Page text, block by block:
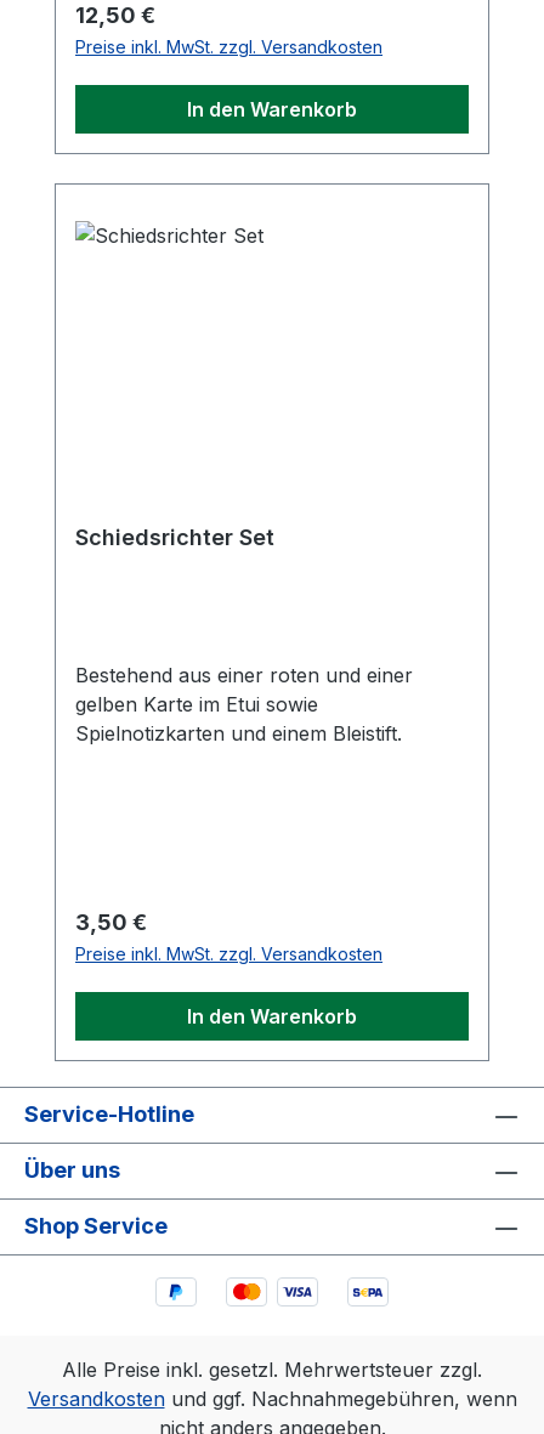
Regulärer Preis:
12,50 €
Preise inkl. MwSt. zzgl. Versandkosten
In den Warenkorb
Schiedsrichter Set
Bestehend aus einer roten und einer
gelben Karte im Etui sowie
Spielnotizkarten und einem Bleistift.
Regulärer Preis:
3,50 €
Preise inkl. MwSt. zzgl. Versandkosten
In den Warenkorb
Service-Hotline
Über uns
Shop Service
Alle Preise inkl. gesetzl. Mehrwertsteuer zzgl.
Versandkostenund ggf. Nachnahmegebühren, wenn
nicht anders angegeben.